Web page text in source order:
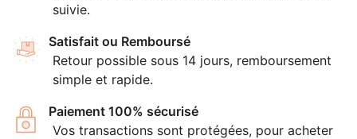
suivie.
Satisfait ou Remboursé
Retour possible sous 14 jours, remboursement
simple et rapide.
Paiement 100% sécurisé
Vos transactions sont protégées, pour acheter